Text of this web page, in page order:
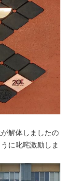
解体しましたの
に叱咤激励しま